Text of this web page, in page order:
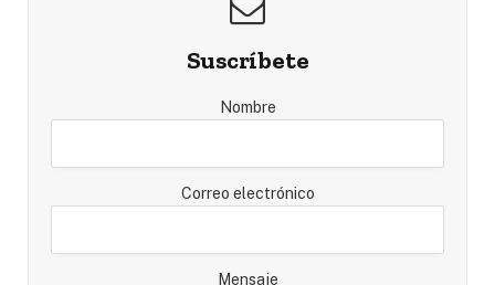
Suscríbete
Nombre
Correo electrónico
Mensaje